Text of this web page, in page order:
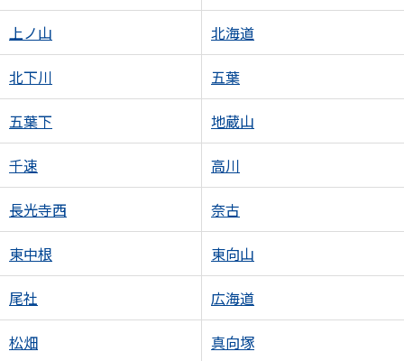
上ノ山 北海道
北下川 五葉
五葉下 地蔵山
千速 高川
長光寺西 奈古
東中根 東向山
尾社 広海道
松畑 真向塚